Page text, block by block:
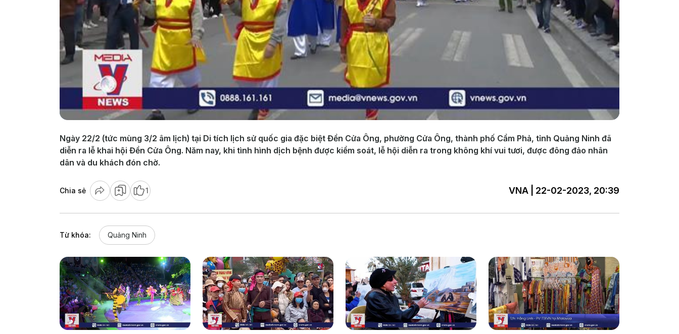
Video
Ngày 22/2 (tức mùng 3/2 âm lịch) tại Di tích lịch sử quốc gia đặc biệt Đền Cửa Ông, phường Cửa Ông, thành phố Cẩm Phả, tỉnh Quảng Ninh đã
diễn ra lễ khai hội Đền Cửa Ông. Năm nay, khi tình hình dịch bệnh được kiểm soát, lễ hội diễn ra trong không khí vui tươi, được đông đảo nhân
dân và du khách đón chờ.
Chia sẻ 1 VNA | 22-02-2023, 20:39
Từ khóa: Quảng Ninh